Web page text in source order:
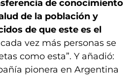
de conocimiento
de la población y
de que este es el
vez más personas se
como esta”. Y añadió:
pionera en Argentina